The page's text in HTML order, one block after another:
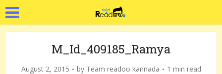
M_Id_409185_Ramya
August 2, 2015 by Team readoo kannada 1 min read